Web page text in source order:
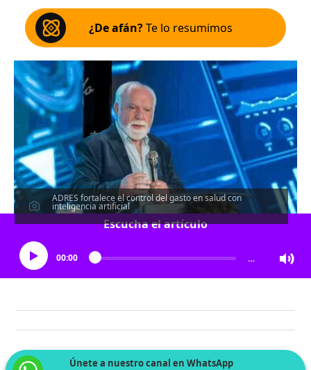
¿De afán?Te lo resumimos
ADRES fortalece el control del gasto en salud con
inteligencia artificial
Escucha el artículo
00:00 …
Únete a nuestro canal en WhatsApp